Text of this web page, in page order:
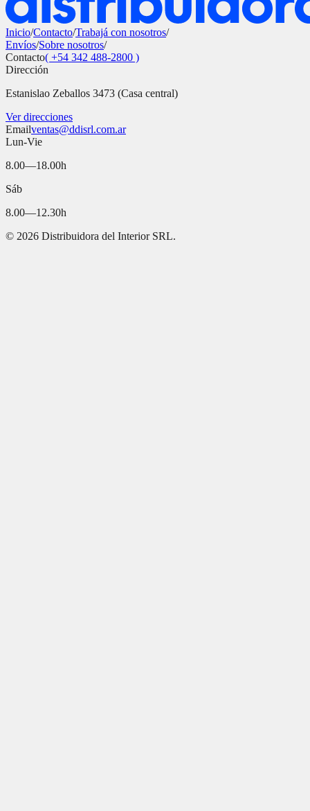
Inicio/Contacto/Trabajá con nosotros/
Envíos/Sobre nosotros/
Contacto( +54 342 488-2800 )
Dirección
Estanislao Zeballos 3473 (Casa central)
Ver direcciones
Emailventas@ddisrl.com.ar
Lun-Vie
8.00—18.00h
Sáb
8.00—12.30h
© 2026 Distribuidora del Interior SRL.